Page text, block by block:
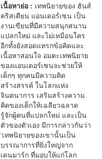
เนื้อหาย่อ : เทพนิยายของ ฮันส์
คริสเตียน แอนเดอร์เซน เป็น
งานเขียนที่มีความสนุกสนาน
แปลกใหม่ และไม่เหมือนใคร
อีกทั้งยังสอดแทรกข้อคิดและ
เนื้อหาสอนใจ อมตะเทพนิยาย
ของแอนเดอร์เซนจะช่วยให้
เด็กๆ ทุกคนมีความคิด
สร้างสรรค์ ในโลกแห่ง
จินตนาการ เสริมสร้างความ
คิดของเด็กให้เฉลียวฉลาด
รู้จักผู้คนที่แปลกใหม่ และเป็น
ตัวของตัวเอง มีการกล่าวกันว่า
‘เทพนิยายของเขานั้นเป็น
บรรณาการที่ยิ่งใหญ่จาก
เดนมาร์ก ที่มอบให้แก่โลก